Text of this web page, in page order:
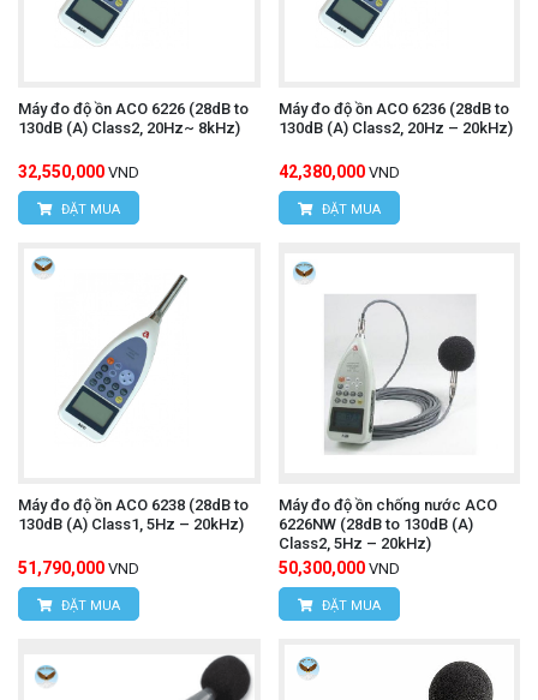
Máy đo độ ồn ACO 6226 (28dB to
130dB (A) Class2, 20Hz~ 8kHz)
32,550,000 VND
ĐẶT MUA
Máy đo độ ồn ACO 6236 (28dB to
130dB (A) Class2, 20Hz – 20kHz)
42,380,000 VND
ĐẶT MUA
Máy đo độ ồn ACO 6238 (28dB to
130dB (A) Class1, 5Hz – 20kHz)
51,790,000 VND
ĐẶT MUA
Máy đo độ ồn chống nước ACO
6226NW (28dB to 130dB (A)
Class2, 5Hz – 20kHz)
50,300,000 VND
ĐẶT MUA